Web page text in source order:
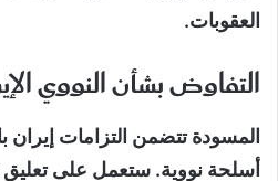
العقوبات.
التفاوض بشأن النووي
المسودة تتضمن التزامات
أسلحة نووية. ستعمل على تعليق